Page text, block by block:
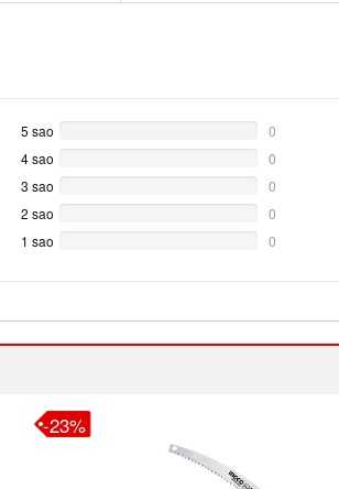
5 sao
Complete
0
4 sao
Complete
0
3 sao
Complete
0
2 sao
Complete
0
1 sao
0
-23%